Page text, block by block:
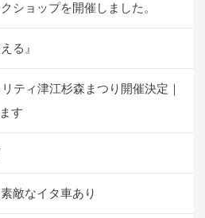
ショップを開催しました。
る』
ティ津江杉森まつり開催決定｜
す
敵なイタ車あり